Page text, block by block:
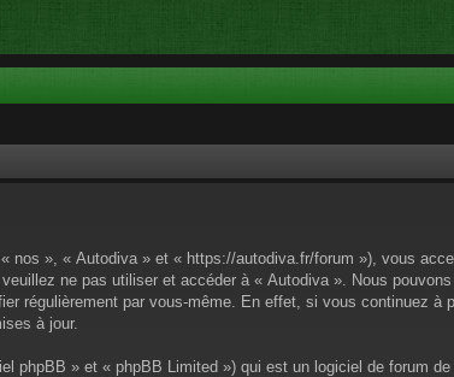
», « Autodiva » et « https://autodiva.fr/forum »), vous
ne pas utiliser et accéder à « Autodiva ». Nous
régulièrement par vous-même. En effet, si vous continuez
à jour.
phpBB » et « phpBB Limited ») qui est un logiciel de forum